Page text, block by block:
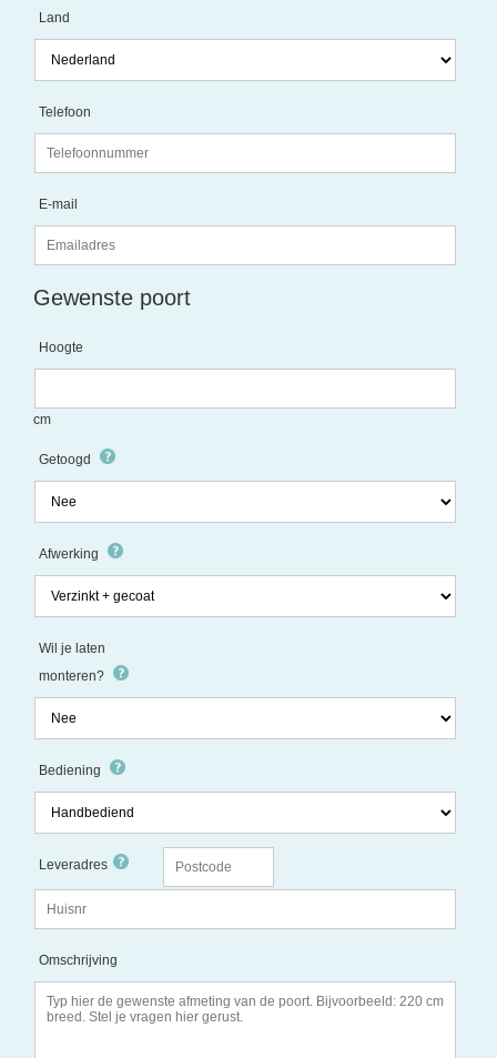
Land
Telefoon
E-mail
Gewenste poort
Hoogte
cm
Getoogd
Afwerking
Wil je laten
monteren?
Bediening
Leveradres
Omschrijving